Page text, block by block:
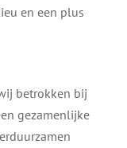
en een plus
betrokken bij
gezamenlijke